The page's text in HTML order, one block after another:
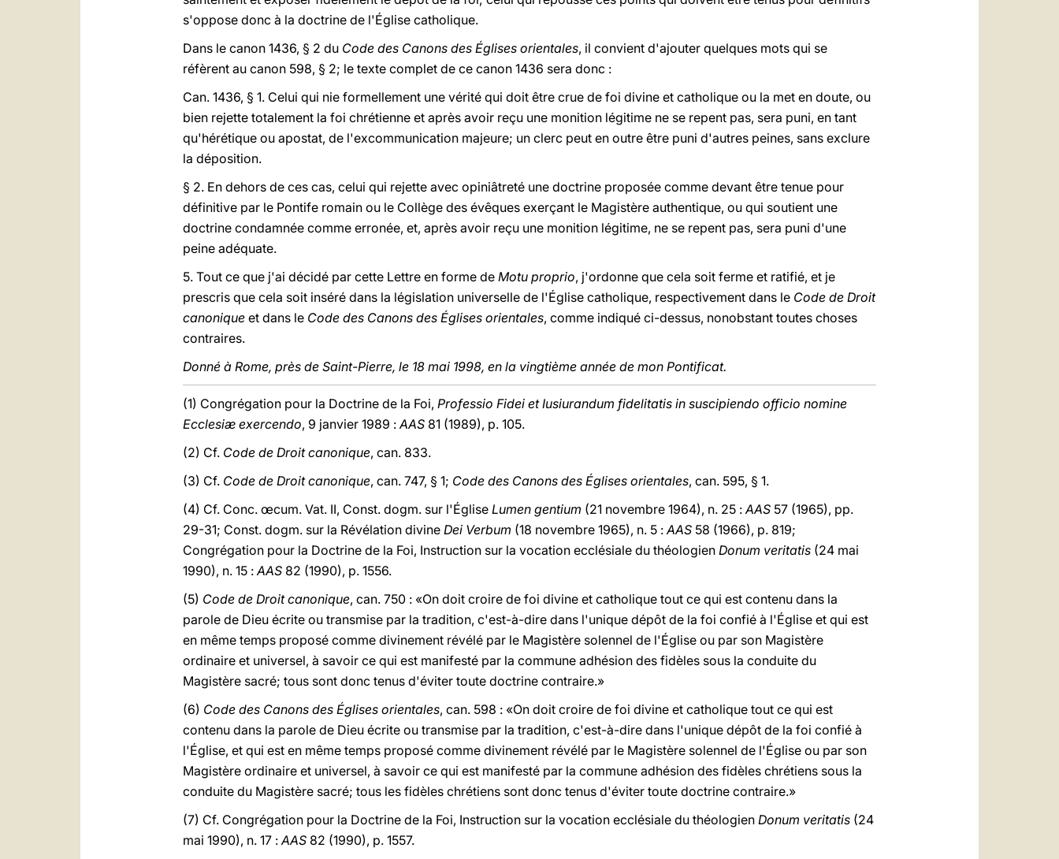
s'oppose donc à la doctrine de l'Église catholique.
Dans le canon 1436, § 2 du Code des Canons des Églises orientales, il convient d'ajouter quelques mots qui se
réfèrent au canon 598, § 2; le texte complet de ce canon 1436 sera donc :
Can. 1436, § 1. Celui qui nie formellement une vérité qui doit être crue de foi divine et catholique ou la met en doute, ou
bien rejette totalement la foi chrétienne et après avoir reçu une monition légitime ne se repent pas, sera puni, en tant
qu'hérétique ou apostat, de l'excommunication majeure; un clerc peut en outre être puni d'autres peines, sans exclure
la déposition.
§ 2. En dehors de ces cas, celui qui rejette avec opiniâtreté une doctrine proposée comme devant être tenue pour
définitive par le Pontife romain ou le Collège des évêques exerçant le Magistère authentique, ou qui soutient une
doctrine condamnée comme erronée, et, après avoir reçu une monition légitime, ne se repent pas, sera puni d'une
peine adéquate.
5. Tout ce que j'ai décidé par cette Lettre en forme de Motu proprio, j'ordonne que cela soit ferme et ratifié, et je
prescris que cela soit inséré dans la législation universelle de l'Église catholique, respectivement dans le Code de Droit
canonique et dans le Code des Canons des Églises orientales, comme indiqué ci-dessus, nonobstant toutes choses
contraires.
Donné à Rome, près de Saint-Pierre, le 18 mai 1998, en la vingtième année de mon Pontificat.
(1) Congrégation pour la Doctrine de la Foi, Professio Fidei et Iusiurandum fidelitatis in suscipiendo officio nomine
Ecclesiæ exercendo, 9 janvier 1989 :AAS 81 (1989), p. 105.
(2) Cf. Code de Droit canonique, can. 833.
(3) Cf. Code de Droit canonique, can. 747, § 1; Code des Canons des Églises orientales, can. 595, § 1.
(4) Cf. Conc. œcum. Vat. II, Const. dogm. sur l'Église Lumen gentium (21 novembre 1964), n. 25 :AAS 57 (1965), pp.
29-31; Const. dogm. sur la Révélation divine Dei Verbum (18 novembre 1965), n. 5 :AAS 58 (1966), p. 819;
Congrégation pour la Doctrine de la Foi, Instruction sur la vocation ecclésiale du théologien Donum veritatis (24 mai
1990), n. 15 :AAS 82 (1990), p. 1556.
(5) Code de Droit canonique, can. 750 : «On doit croire de foi divine et catholique tout ce qui est contenu dans la
parole de Dieu écrite ou transmise par la tradition, c'est-à-dire dans l'unique dépôt de la foi confié à l'Église et qui est
en même temps proposé comme divinement révélé par le Magistère solennel de l'Église ou par son Magistère
ordinaire et universel, à savoir ce qui est manifesté par la commune adhésion des fidèles sous la conduite du
Magistère sacré; tous sont donc tenus d'éviter toute doctrine contraire.»
(6) Code des Canons des Églises orientales, can. 598 : «On doit croire de foi divine et catholique tout ce qui est
contenu dans la parole de Dieu écrite ou transmise par la tradition, c'est-à-dire dans l'unique dépôt de la foi confié à
l'Église, et qui est en même temps proposé comme divinement révélé par le Magistère solennel de l'Église ou par son
Magistère ordinaire et universel, à savoir ce qui est manifesté par la commune adhésion des fidèles chrétiens sous la
conduite du Magistère sacré; tous les fidèles chrétiens sont donc tenus d'éviter toute doctrine contraire.»
(7) Cf. Congrégation pour la Doctrine de la Foi, Instruction sur la vocation ecclésiale du théologien Donum veritatis (24
mai 1990), n. 17 :AAS 82 (1990), p. 1557.